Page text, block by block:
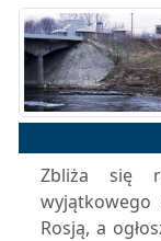
Zbliża się
Rosją, a